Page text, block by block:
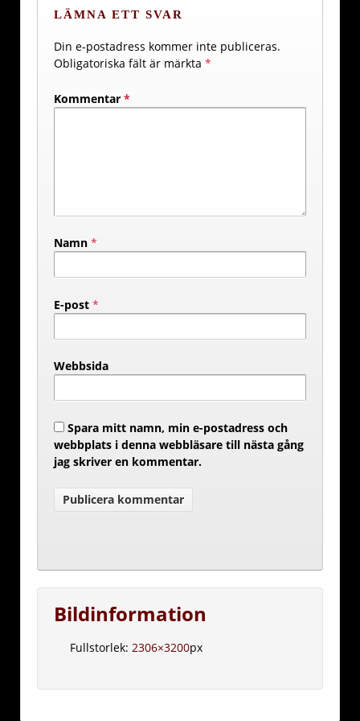
LÄMNA ETT SVAR
Din e-postadress kommer inte publiceras.
Obligatoriska fält är märkta *
Kommentar *
Namn *
E-post *
Webbsida
Spara mitt namn, min e-postadress och
webbplats i denna webbläsare till nästa gång
jag skriver en kommentar.
Bildinformation
Fullstorlek: 2306×3200px